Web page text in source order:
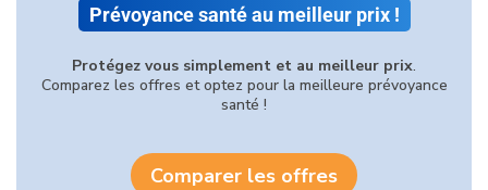
Prévoyance santé au meilleur prix !
Protégez vous simplement et au meilleur prix.
Comparez les offres et optez pour la meilleure prévoyance
santé !
Comparer les offres